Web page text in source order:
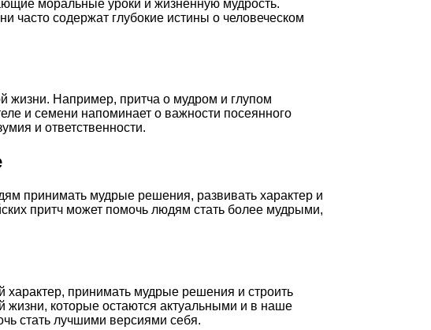
моральные уроки и жизненную мудрость.
часто содержат глубокие истины о человеческом
жизни. Например, притча о мудром и глупом
и семени напоминает о важности посеянного
и ответственности.
принимать мудрые решения, развивать характер и
притч может помочь людям стать более мудрыми,
принимать мудрые решения и строить
жизни, которые остаются актуальными и в наше
стать лучшими версиями себя.